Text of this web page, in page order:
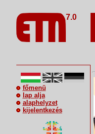
7.0
főmenü
lap alja
alaphelyzet
kijelentkezés